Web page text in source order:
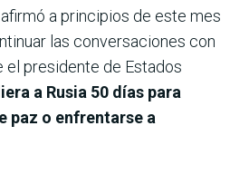
a principios de este mes
las conversaciones con
el presidente de Estados
a Rusia 50 días para
paz o enfrentarse a